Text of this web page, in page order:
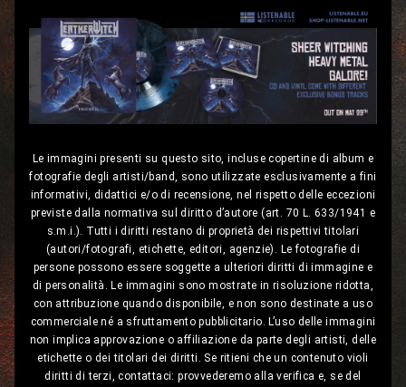
Le immagini presenti su questo sito, incluse copertine di album e
fotografie degli artisti/band, sono utilizzate esclusivamente a fini
informativi, didattici e/o di recensione, nel rispetto delle eccezioni
previste dalla normativa sul diritto d’autore (art. 70 L. 633/1941 e
s.m.i.). Tutti i diritti restano di proprietà dei rispettivi titolari
(autori/fotografi, etichette, editori, agenzie). Le fotografie di
persone possono essere soggette a ulteriori diritti di immagine e
di personalità. Le immagini sono mostrate in risoluzione ridotta,
con attribuzione quando disponibile, e non sono destinate a uso
commerciale né a sfruttamento pubblicitario. L’uso delle immagini
non implica approvazione o affiliazione da parte degli artisti, delle
etichette o dei titolari dei diritti. Se ritieni che un contenuto violi
diritti di terzi, contattaci: provvederemo alla verifica e, se del